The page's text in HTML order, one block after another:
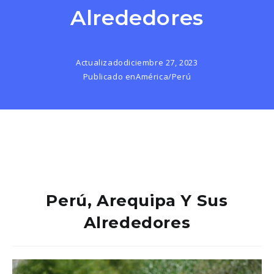
Alrededores
Actualizadodiciembre 27, 2023
Publicado enAmérica/Perú
Perú, Arequipa Y Sus
Alrededores